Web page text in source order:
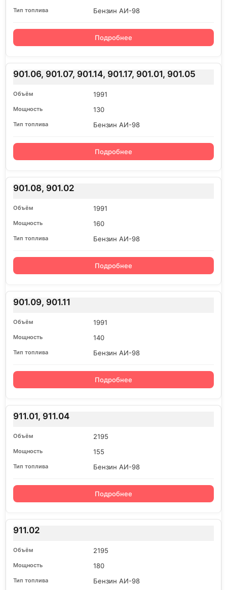
Бензин АИ-98
Подробнее
901.06, 901.07, 901.14, 901.17, 901.01, 901.05
1991
130
Бензин АИ-98
Подробнее
901.08, 901.02
1991
160
Бензин АИ-98
Подробнее
901.09, 901.11
1991
140
Бензин АИ-98
Подробнее
911.01, 911.04
2195
155
Бензин АИ-98
Подробнее
911.02
2195
180
Бензин АИ-98